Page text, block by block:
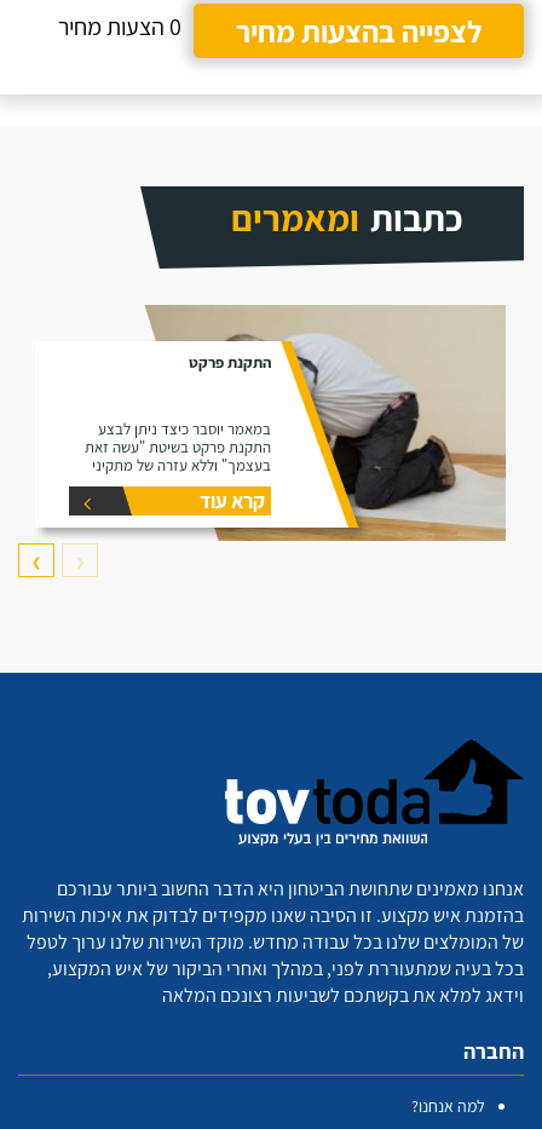
לצפייה בהצעות מחיר
0 הצעות מחיר
כתבות ומאמרים
התקנת פרקט
במאמר יוסבר כיצד ניתן לבצע
התקנת פרקט בשיטת "עשה זאת
בעצמך" וללא עזרה של מתקיני
פרקטים.
קרא עוד
❮
❯
אנחנו מאמינים שתחושת הביטחון היא הדבר החשוב ביותר עבורכם
בהזמנת איש מקצוע. זו הסיבה שאנו מקפידים לבדוק את איכות השירות
של המומלצים שלנו בכל עבודה מחדש. מוקד השירות שלנו ערוך לטפל
בכל בעיה שמתעוררת לפני, במהלך ואחרי הביקור של איש המקצוע,
וידאג למלא את בקשתכם לשביעות רצונכם המלאה
החברה
למה אנחנו?